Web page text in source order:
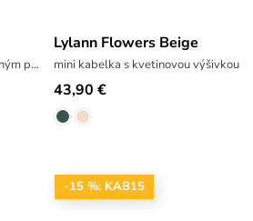
crossbody kabelka s farebným popruhom
Lylann Flowers Beige
mini kabelka s kvetinovou výšivkou
43,90 €
-15 %: KAB15